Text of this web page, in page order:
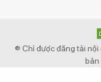
® Chỉ được đăng tải
bản